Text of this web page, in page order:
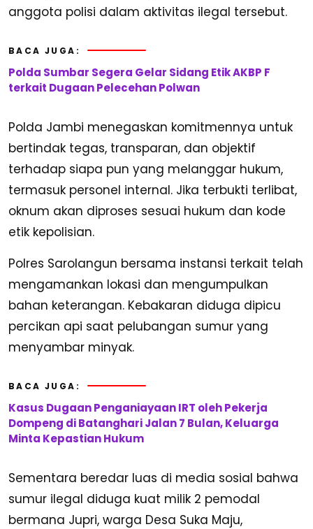
anggota polisi dalam aktivitas ilegal tersebut.
BACA JUGA:
Polda Sumbar Segera Gelar Sidang Etik AKBP F
terkait Dugaan Pelecehan Polwan
Polda Jambi menegaskan komitmennya untuk
bertindak tegas, transparan, dan objektif
terhadap siapa pun yang melanggar hukum,
termasuk personel internal. Jika terbukti terlibat,
oknum akan diproses sesuai hukum dan kode
etik kepolisian.
Polres Sarolangun bersama instansi terkait telah
mengamankan lokasi dan mengumpulkan
bahan keterangan. Kebakaran diduga dipicu
percikan api saat pelubangan sumur yang
menyambar minyak.
BACA JUGA:
Kasus Dugaan Penganiayaan IRT oleh Pekerja
Dompeng di Batanghari Jalan 7 Bulan, Keluarga
Minta Kepastian Hukum
Sementara beredar luas di media sosial bahwa
sumur ilegal diduga kuat milik 2 pemodal
bermana Jupri, warga Desa Suka Maju,